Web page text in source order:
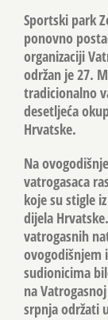
Sportski park
ponovno
organizaciji
održan je 27.
tradicionalno
desetljeća
Hrvatske.
Na
vatrogasaca
koje su stigle
dijela
vatrogasnih
ovogodišnjem
sudionicima
na
srpnja održati